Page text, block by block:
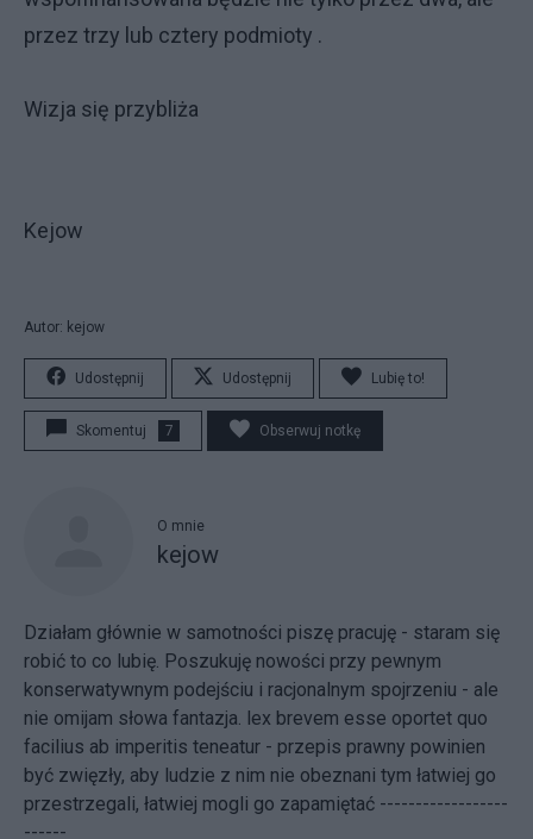
przez trzy lub cztery podmioty .
Wizja się przybliża
Kejow
Autor: kejow
Udostępnij Udostępnij Lubię to!
Skomentuj 7 Obserwuj notkę
O mnie
kejow
Działam głównie w samotności piszę pracuję - staram się
robić to co lubię. Poszukuję nowości przy pewnym
konserwatywnym podejściu i racjonalnym spojrzeniu - ale
nie omijam słowa fantazja. lex brevem esse oportet quo
facilius ab imperitis teneatur - przepis prawny powinien
być zwięzły, aby ludzie z nim nie obeznani tym łatwiej go
przestrzegali, łatwiej mogli go zapamiętać ------------------
------